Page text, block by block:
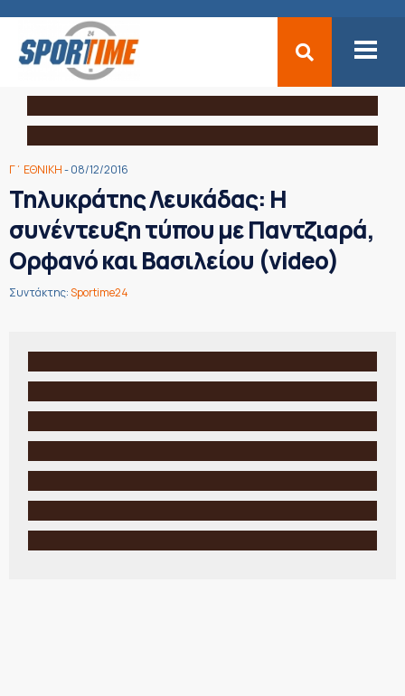
Γ΄ ΕΘΝΙΚΗ- 08/12/2016
Τηλυκράτης Λευκάδας: H
συνέντευξη τύπου με Παντζιαρά,
Ορφανό και Βασιλείου (video)
Συντάκτης:Sportime24